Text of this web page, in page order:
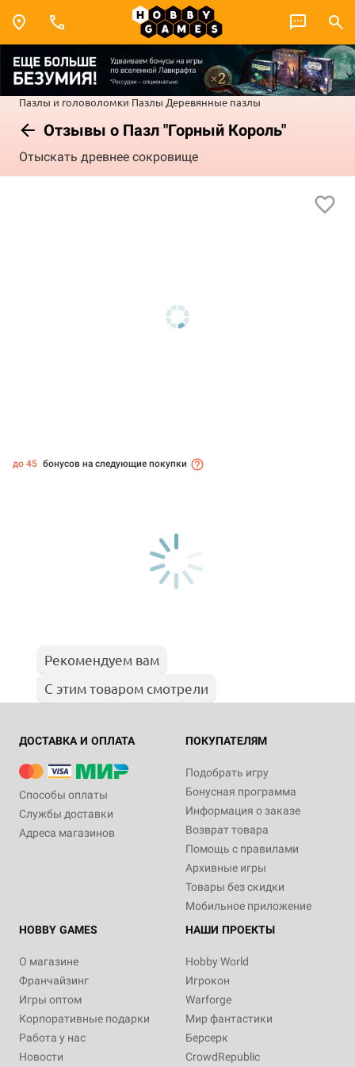
Пазлы и головоломки Пазлы Деревянные пазлы
Отзывы о Пазл "Горный Король"
Отыскать древнее сокровище
до 45 бонусов на следующие покупки
Рекомендуем вам
С этим товаром смотрели
ДОСТАВКА И ОПЛАТА
Способы оплаты
Службы доставки
Адреса магазинов
ПОКУПАТЕЛЯМ
Подобрать игру
Бонусная программа
Информация о заказе
Возврат товара
Помощь с правилами
Архивные игры
Товары без скидки
Мобильное приложение
HOBBY GAMES
О магазине
Франчайзинг
Игры оптом
Корпоративные подарки
Работа у нас
Новости
НАШИ ПРОЕКТЫ
Hobby World
Игрокон
Warforge
Мир фантастики
Берсерк
CrowdRepublic